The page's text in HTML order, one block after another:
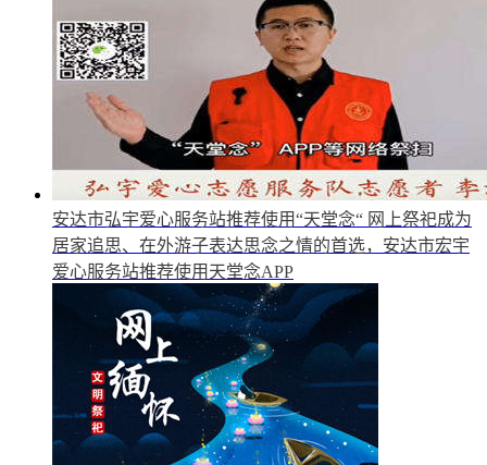
安达市弘宇爱心服务站推荐使用“天堂念“ 网上祭祀成为
居家追思、在外游子表达思念之情的首选，安达市宏宇
爱心服务站推荐使用天堂念APP